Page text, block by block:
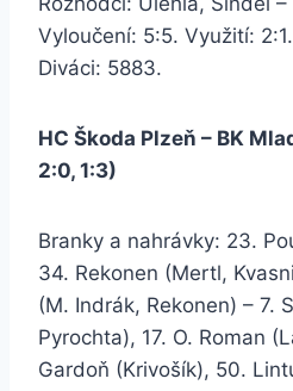
Vyloučení: 5:5. Využití:
Diváci: 5883.
HC Škoda Plzeň – BK
2:0, 1:3)
Branky a nahrávky: 23.
34. Rekonen (Mertl,
(M. Indrák, Rekonen) – 7.
Pyrochta), 17. O. Roman
Gardoň (Krivošík), 50.